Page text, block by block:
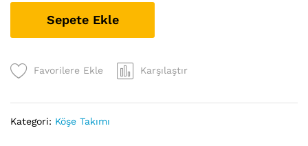
Sepete Ekle
Favorilere Ekle Karşılaştır
Kategori: Köşe Takımı